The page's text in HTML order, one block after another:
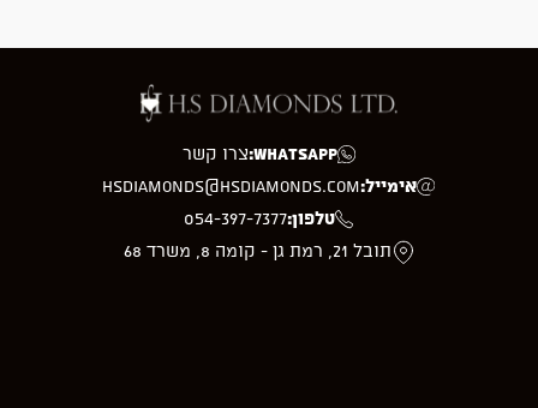
WhatsApp: צרו קשר
אימייל:hsdiamonds@hsdiamonds.com
טלפון:054-397-7377
תובל 21, רמת גן - קומה 8, משרד 68